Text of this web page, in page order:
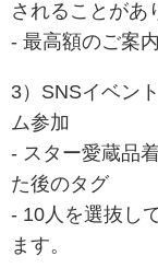
されることがあ
- 最高額のご案
3）SNSイベン
ム参加
- スター愛蔵品
た後のタグ
- 10人を選抜し
ます。